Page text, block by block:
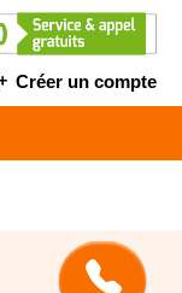
Créer un compte